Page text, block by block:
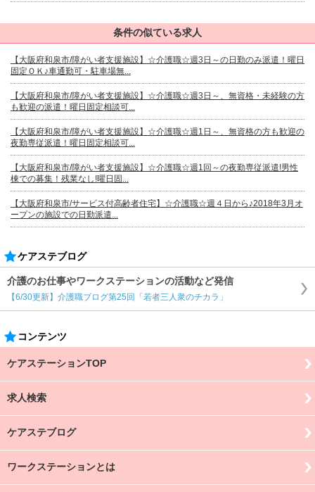
条件の似ている求人
【大阪府和泉市/障がい者支援施設】☆介護職☆週3日～の日勤のみ派遣！曜日
固定ＯＫ♪車通勤可・駐車場無...
【大阪府和泉市/障がい者支援施設】☆介護職☆週3日～、無資格・未経験の方
も歓迎の派遣！曜日固定相談可...
【大阪府和泉市/障がい者支援施設】☆介護職☆週1日～、無資格の方も歓迎の
夜勤専従派遣！曜日固定相談可...
【大阪府和泉市/障がい者支援施設】☆介護職☆週1回～の夜勤専従派遣!男性
棟での募集！残業なし!曜日固...
【大阪府和泉市/サービス付高齢者住宅】☆介護職☆週４日から♪2018年3月オ
ープンの施設での日勤派遣...
ケアステブログ
介護のお仕事やワークステーションの活動など発信
【6/30更新】介護職ブログ第25回「若者三人衆のチカラ」
コンテンツ
ケアステーションTOP
求人検索
ケアステブログ
ワークステーションとは